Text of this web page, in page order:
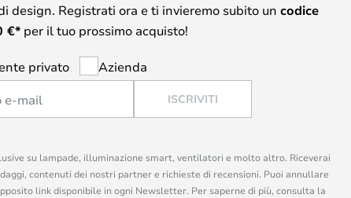
design. Registrati ora e ti invieremo subito un codice
€*per il tuo prossimo acquisto!
privato Azienda
ISCRIVITI
su lampade, illuminazione smart, ventilatori e molto altro. Riceverai
contenuti dei nostri partner e richieste di recensioni. Puoi annullare
link disponibile in ogni Newsletter. Per saperne di più, consulta la